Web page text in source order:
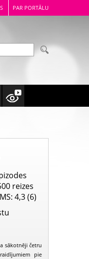
PAR PORTĀLU
reizes
: 4,3 (6)
sākotnēji četru
pie